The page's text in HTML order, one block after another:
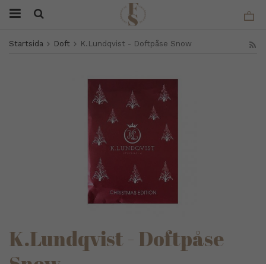
Startsida Doft K.Lundqvist - Doftpåse Snow
K.Lundqvist - Doftpåse